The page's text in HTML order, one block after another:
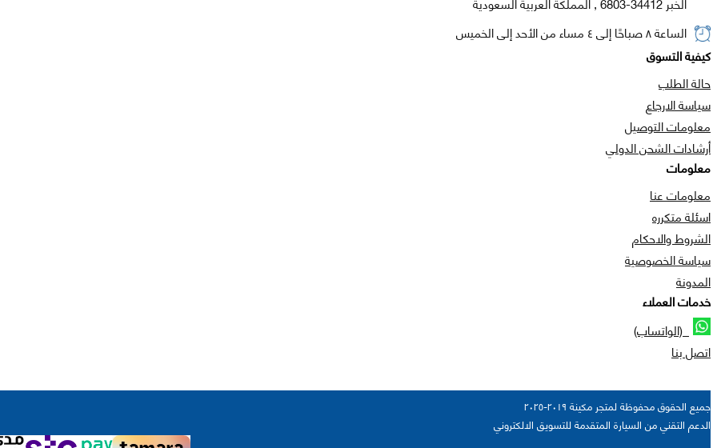
الساعة ٨ صباحًا إلى ٤ مساء من الأحد إلى الخميس
كيفية التسوق
حالة الطلب
سياسة الارجاع
معلومات التوصيل
أرشادات الشحن الدولي
معلومات
معلومات عنا
اسئلة متكرره
الشروط والاحكام
سياسة الخصوصية
المدونة
خدمات العملاء
(الواتساب)
اتصل بنا
جميع الحقوق محفوظة لمتجر مكينة ٢٠١٩-٢٠٢٥
الدعم التقني من السيارة المتقدمة للتسويق الالكتروني